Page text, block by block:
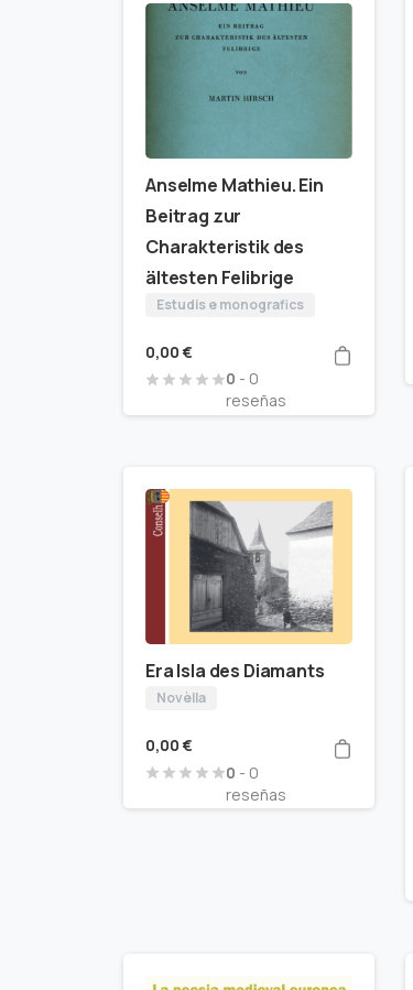
Anselme Mathieu. Ein
Beitrag zur
Charakteristik des
ältesten Felibrige
Estudis e monografics
0,00 €
0 - 0
reseñas
Era Isla des Diamants
Novèlla
0,00 €
0 - 0
reseñas